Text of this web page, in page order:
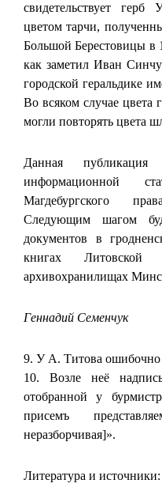
свидетельствует
цветом тарчи,
Большой Берестовицы в
как заметил Иван
городской геральдике
Во всяком случае цвета
могли повторять цвета
Данная публикация
информационной
Магдебургского
Следующим шагом
документов в
книгах Литовской
архивохранилищах
Геннадий Семенчук
9. У А. Титова ошибочно
10. Возле неё
отобранной у
присемъ
неразборчивая]».
Литература и источники: